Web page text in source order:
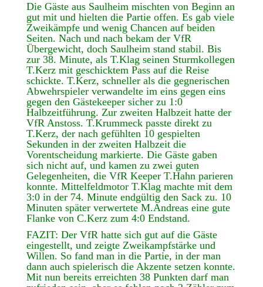
Die Gäste aus Saulheim mischten von Beginn an
gut mit und hielten die Partie offen. Es gab viele
Zweikämpfe und wenig Chancen auf beiden
Seiten. Nach und nach bekam der VfR
Übergewicht, doch Saulheim stand stabil. Bis
zur 38. Minute, als T.Klag seinen Sturmkollegen
T.Kerz mit geschicktem Pass auf die Reise
schickte. T.Kerz, schneller als die gegnerischen
Abwehrspieler verwandelte im eins gegen eins
gegen den Gästekeeper sicher zu 1:0
Halbzeitführung. Zur zweiten Halbzeit hatte der
VfR Anstoss. T.Krummeck passte direkt zu
T.Kerz, der nach gefühlten 10 gespielten
Sekunden in der zweiten Halbzeit die
Vorentscheidung markierte. Die Gäste gaben
sich nicht auf, und kamen zu zwei guten
Gelegenheiten, die VfR Keeper T.Hahn parieren
konnte. Mittelfeldmotor T.Klag machte mit dem
3:0 in der 74. Minute endgültig den Sack zu. 10
Minuten später verwertete M.Andreas eine gute
Flanke von C.Kerz zum 4:0 Endstand.
FAZIT: Der VfR hatte sich gut auf die Gäste
eingestellt, und zeigte Zweikampfstärke und
Willen. So fand man in die Partie, in der man
dann auch spielerisch die Akzente setzen konnte.
Mit nun bereits erreichten 38 Punkten darf man